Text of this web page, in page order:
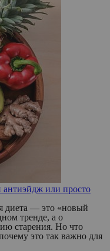
антиэйдж или просто
диета — это «новый
тренде, а о
старения. Но что
это так важно для